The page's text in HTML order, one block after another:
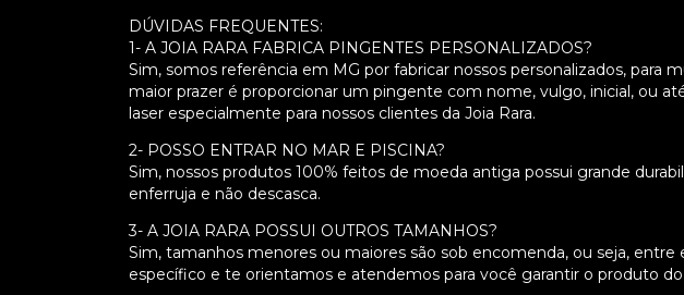
DÚVIDAS FREQUENTES:
1- A JOIA RARA FABRICA PINGENTES PERSONALIZADOS?
Sim, somos referência em MG por fabricar nossos personalizados, para
maior prazer é proporcionar um pingente com nome, vulgo, inicial, ou
laser especialmente para nossos clientes da Joia Rara.
2- POSSO ENTRAR NO MAR E PISCINA?
Sim, nossos produtos 100% feitos de moeda antiga possui grande
enferruja e não descasca.
3- A JOIA RARA POSSUI OUTROS TAMANHOS?
Sim, tamanhos menores ou maiores são sob encomenda, ou seja, entre
específico e te orientamos e atendemos para você garantir o produto